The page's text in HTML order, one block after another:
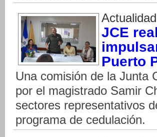
Actualidad
JCE
Puerto
Una comisión de la Junta
por el magistrado Samir
sectores representativos
programa de cedulación.